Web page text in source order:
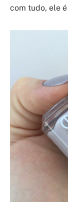
com tudo, ele